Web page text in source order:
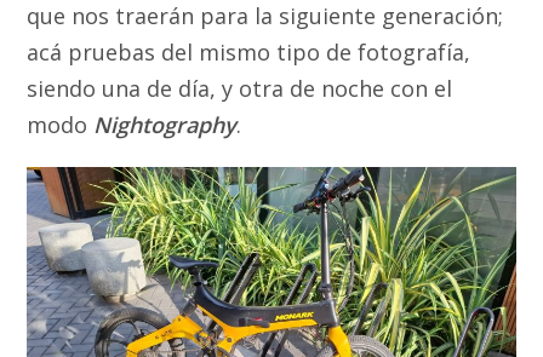
que nos traerán para la siguiente generación;
acá pruebas del mismo tipo de fotografía,
siendo una de día, y otra de noche con el
modo Nightography.